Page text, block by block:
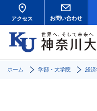
アクセス お問い合わせ
ホーム 学部・大学院 経済